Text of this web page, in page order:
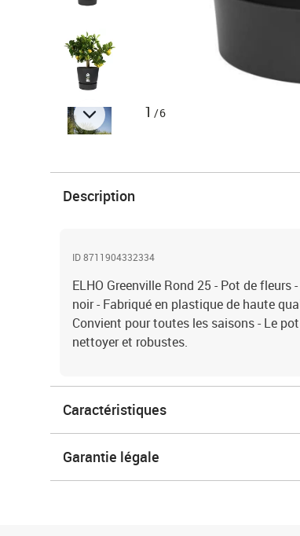
1 /6
Description
ID 8711904332334
ELHO Greenville Rond 25 - Pot de fleurs
noir - Fabriqué en plastique de haute
Convient pour toutes les saisons - Le
nettoyer et robustes.
Caractéristiques
Garantie légale